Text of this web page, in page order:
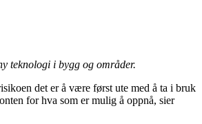
teknologi i bygg og områder.
det er å være først ute med å ta i bruk
for hva som er mulig å oppnå, sier